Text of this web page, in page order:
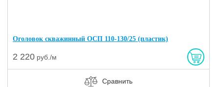
Оголовок скважинный ОСП 110-130/25 (пластик)
2 220 руб./м
Сравнить